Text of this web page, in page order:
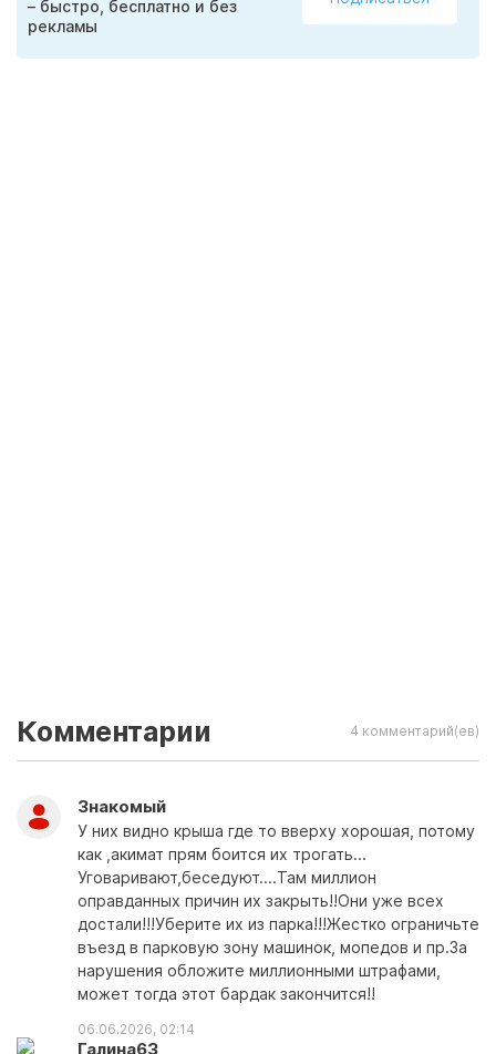
– быстро, бесплатно и без
рекламы
Комментарии 4 комментарий(ев)
Знакомый
У них видно крыша где то вверху хорошая, потому
как ,акимат прям боится их трогать...
Уговаривают,беседуют....Там миллион
оправданных причин их закрыть!!Они уже всех
достали!!!Уберите их из парка!!!Жестко ограничьте
въезд в парковую зону машинок, мопедов и пр.За
нарушения обложите миллионными штрафами,
может тогда этот бардак закончится!!
06.06.2026, 02:14
Галина63